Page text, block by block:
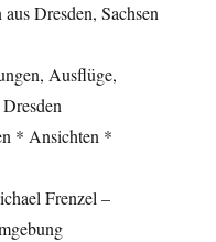
Dresden, Sachsen
Ausflüge,
* Ansichten *
Frenzel –